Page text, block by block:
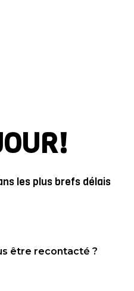
les plus brefs délais
être recontacté ?